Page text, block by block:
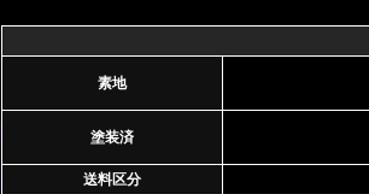
素地
塗装済
送料区分